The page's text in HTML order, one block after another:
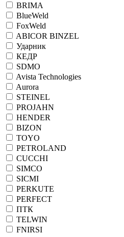
BRIMA
BlueWeld
FoxWeld
ABICOR BINZEL
Ударник
КЕДР
SDMO
Avista Technologies
Aurora
STEINEL
PROJAHN
HENDER
BIZON
TOYO
PETROLAND
CUCCHI
SIMCO
SICMI
PERKUTE
PERFECT
ПТК
TELWIN
FNIRSI